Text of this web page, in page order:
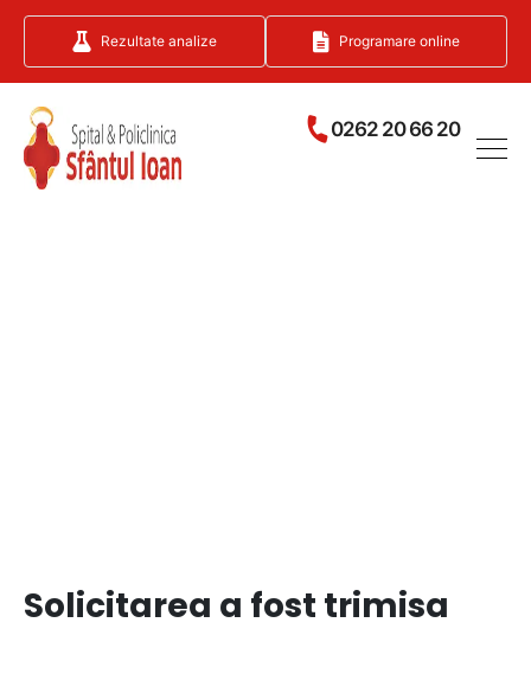
0262 20 66 20
Rezultate analize Programare online
Solicitarea a fost trimisa